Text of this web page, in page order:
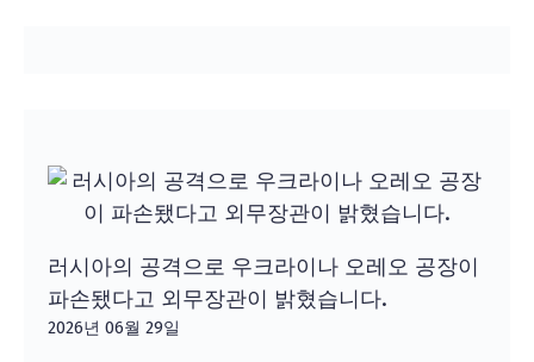
러시아의 공격으로 우크라이나 오레오 공장이
파손됐다고 외무장관이 밝혔습니다.
2026년 06월 29일